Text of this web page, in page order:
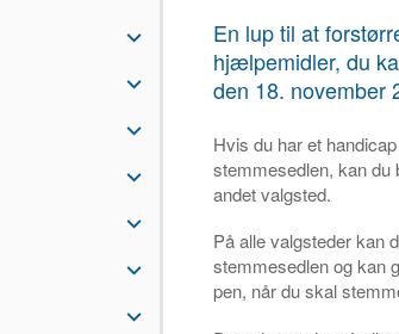
En lup til at
hjælpemidler, du
den 18. november
Hvis du har et
stemmesedlen, kan
andet valgsted.
På alle valgsteder kan
stemmesedlen og kan
pen, når du skal